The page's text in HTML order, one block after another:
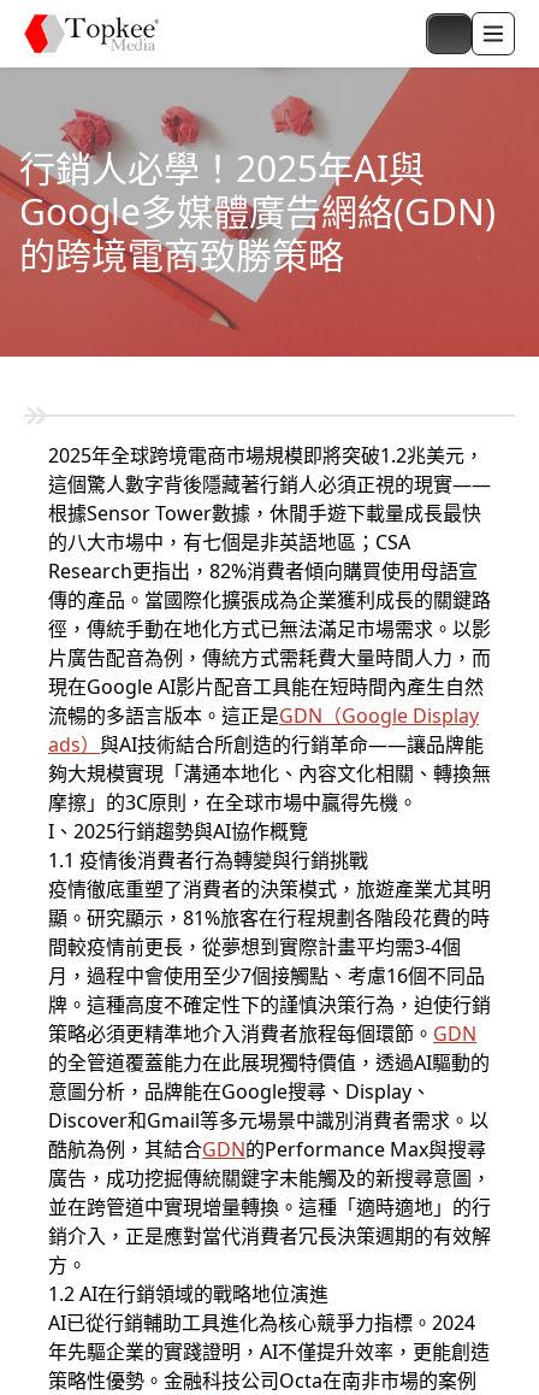
行銷人必學！2025年AI與
Google多媒體廣告網絡(GDN)
的跨境電商致勝策略
2025年全球跨境電商市場規模即將突破1.2兆美元，
這個驚人數字背後隱藏著行銷人必須正視的現實——
根據Sensor Tower數據，休閒手遊下載量成長最快
的八大市場中，有七個是非英語地區；CSA
Research更指出，82%消費者傾向購買使用母語宣
傳的產品。當國際化擴張成為企業獲利成長的關鍵路
徑，傳統手動在地化方式已無法滿足市場需求。以影
片廣告配音為例，傳統方式需耗費大量時間人力，而
現在Google AI影片配音工具能在短時間內產生自然
流暢的多語言版本。這正是GDN （Google Display
ads） 與AI技術結合所創造的行銷革命——讓品牌能
夠大規模實現「溝通本地化、內容文化相關、轉換無
摩擦」的3C原則，在全球市場中贏得先機。
I、2025行銷趨勢與AI協作概覽
1.1 疫情後消費者行為轉變與行銷挑戰
疫情徹底重塑了消費者的決策模式，旅遊產業尤其明
顯。研究顯示，81%旅客在行程規劃各階段花費的時
間較疫情前更長，從夢想到實際計畫平均需3-4個
月，過程中會使用至少7個接觸點、考慮16個不同品
牌。這種高度不確定性下的謹慎決策行為，迫使行銷
策略必須更精準地介入消費者旅程每個環節。 GDN
的全管道覆蓋能力在此展現獨特價值，透過AI驅動的
意圖分析，品牌能在Google搜尋、Display、
Discover和Gmail等多元場景中識別消費者需求。以
酷航為例，其結合GDN的Performance Max與搜尋
廣告，成功挖掘傳統關鍵字未能觸及的新搜尋意圖，
並在跨管道中實現增量轉換。這種「適時適地」的行
銷介入，正是應對當代消費者冗長決策週期的有效解
方。
1.2 AI在行銷領域的戰略地位演進
AI已從行銷輔助工具進化為核心競爭力指標。2024
年先驅企業的實踐證明，AI不僅提升效率，更能創造
策略性優勢。金融科技公司Octa在南非市場的案例